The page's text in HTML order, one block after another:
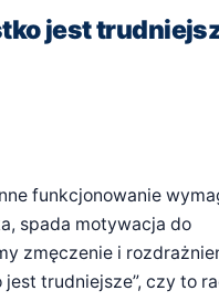
jest
funkcjonowanie
spada motywacja do
zmęczenie i
trudniejsze”, czy to